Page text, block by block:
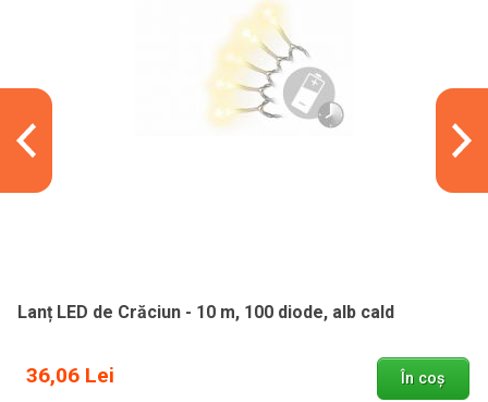
Lanț LED de Crăciun - 10 m, 100 diode, alb cald
36,06 Lei În coș